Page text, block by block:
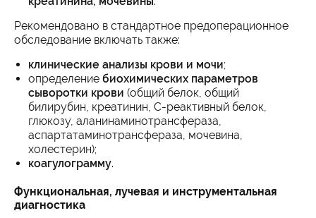
Рекомендовано в стандартное предоперационное
обследование включать также:
клинические анализы крови и мочи;
определение биохимических параметров
сыворотки крови (общий белок, общий
билирубин, креатинин, С-реактивный белок,
глюкозу, аланинаминотрансфераза,
аспартатаминотрансфераза, мочевина,
холестерин);
коагулограмму.
Функциональная, лучевая и инструментальная
диагностика